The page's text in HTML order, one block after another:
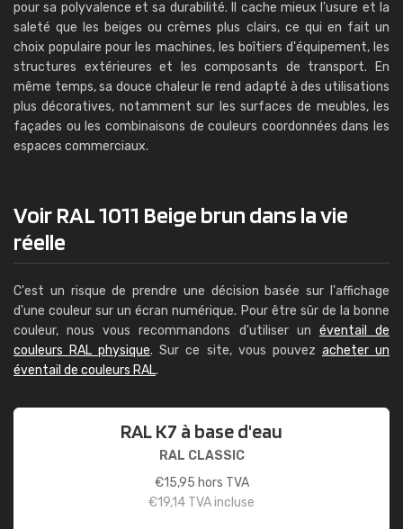
pour sa polyvalence et sa durabilité. Il cache mieux l'usure et la
saleté que les beiges ou crèmes plus clairs, ce qui en fait un
choix populaire pour les machines, les boîtiers d'équipement, les
structures extérieures et les composants de transport. En
même temps, sa douce chaleur le rend adapté à des utilisations
plus décoratives, notamment sur les surfaces de meubles, les
façades ou les combinaisons de couleurs coordonnées dans les
espaces commerciaux.
Voir RAL 1011 Beige brun dans la vie
réelle
C'est un risque de prendre une décision basée sur l'affichage
d'une couleur sur un écran numérique. Pour être sûr de la bonne
couleur, nous vous recommandons d'utiliser un éventail de
couleurs RAL physique. Sur ce site, vous pouvez acheter un
éventail de couleurs RAL.
RAL K7 à base d'eau
RAL CLASSIC
€15,95 hors TVA
€19,14 TVA incluse